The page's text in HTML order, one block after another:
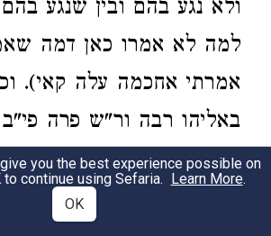
ולא נגע בהם ובין שנגע
למה לא אמרו כאן דמה
אמרתי אחכמה עלה קאי).
באליהו רבה ור"ש פרה
להתפלא על הרמב"ם,
דין מזה על הטהור, ומדבריו
you the best experience possible on
continue using Sefaria. Learn More.
OK